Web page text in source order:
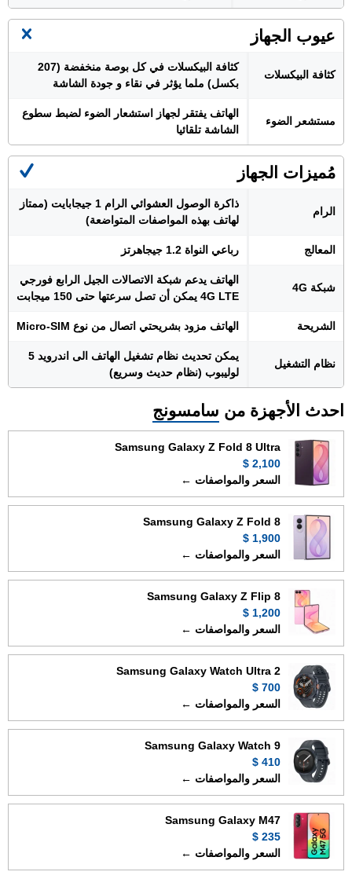
عيوب الجهاز
كثافة البيكسلات
كثافة البيكسلات في كل بوصة منخفضة (207
بكسل) ملما يؤثر في نقاء و جودة الشاشة
مستشعر الضوء
الهاتف يفتقر لجهاز استشعار الضوء لضبط سطوع
الشاشة تلقائيا
مُميزات الجهاز
الرام
ذاكرة الوصول العشوائي الرام 1 جيجابايت (ممتاز
لهاتف بهذه المواصفات المتواضعة)
المعالج رباعي النواة 1.2 جيجاهرتز
شبكة 4G
الهاتف يدعم شبكة الاتصالات الجيل الرابع فورجي
4G LTE يمكن أن تصل سرعتها حتى 150 ميجابت
الشريحة الهاتف مزود بشريحتي اتصال من نوع Micro-SIM
نظام التشغيل
يمكن تحديث نظام تشغيل الهاتف الى اندرويد 5
لوليبوب (نظام حديث وسريع)
احدث الأجهزة من سامسونج
Samsung Galaxy Z Fold 8 Ultra
2,100 $
السعر والمواصفات ←
Samsung Galaxy Z Fold 8
1,900 $
السعر والمواصفات ←
Samsung Galaxy Z Flip 8
1,200 $
السعر والمواصفات ←
Samsung Galaxy Watch Ultra 2
700 $
السعر والمواصفات ←
Samsung Galaxy Watch 9
410 $
السعر والمواصفات ←
Samsung Galaxy M47
235 $
السعر والمواصفات ←